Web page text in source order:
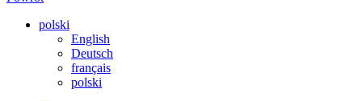
polski
English
Deutsch
français
polski